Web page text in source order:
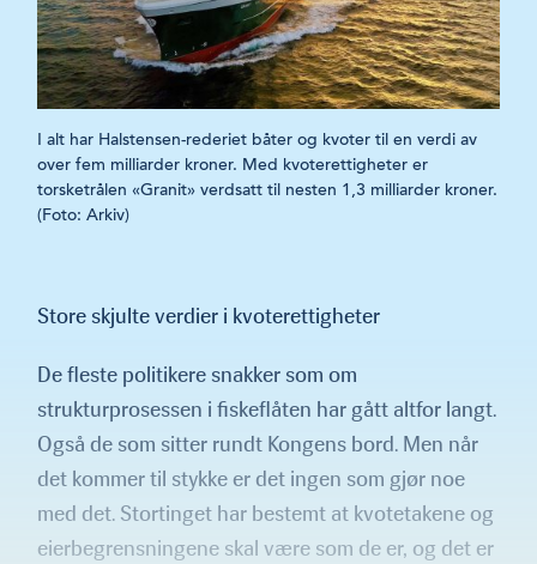
I alt har Halstensen-rederiet båter og kvoter til en verdi av
over fem milliarder kroner. Med kvoterettigheter er
torsketrålen «Granit» verdsatt til nesten 1,3 milliarder kroner.
(Foto: Arkiv)
Store skjulte verdier i kvoterettigheter
De fleste politikere snakker som om
strukturprosessen i fiskeflåten har gått altfor langt.
Også de som sitter rundt Kongens bord. Men når
det kommer til stykke er det ingen som gjør noe
med det. Stortinget har bestemt at kvotetakene og
eierbegrensningene skal være som de er, og det er